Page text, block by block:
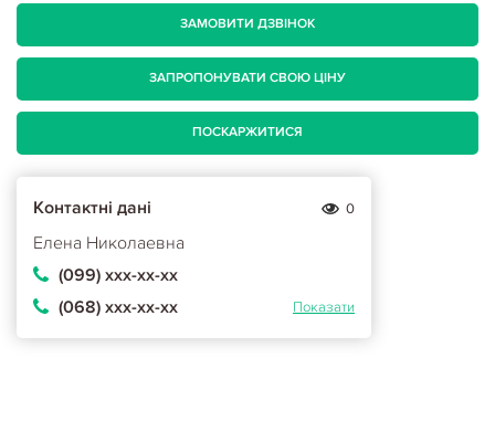
ЗАМОВИТИ ДЗВІНОК
ЗАПРОПОНУВАТИ СВОЮ ЦІНУ
ПОСКАРЖИТИСЯ
Контактні дані 0
Елена Николаевна
(099) ххх-хх-хх
(068) ххх-хх-хх
Показати